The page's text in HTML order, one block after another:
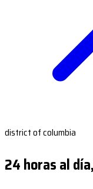
district of columbia
24 horas al